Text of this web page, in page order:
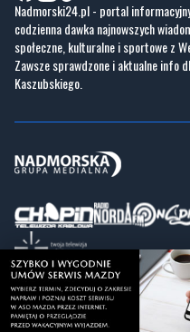
Nadmorski24.pl - portal
codzienna dawka najnowszych
społeczne, kulturalne i sportowe z
Zawsze sprawdzone i aktualne info
Kaszubskiego.
Copyrights © Nadmorski24.pl 2026
Projekt i wykonaniePixlab.pl